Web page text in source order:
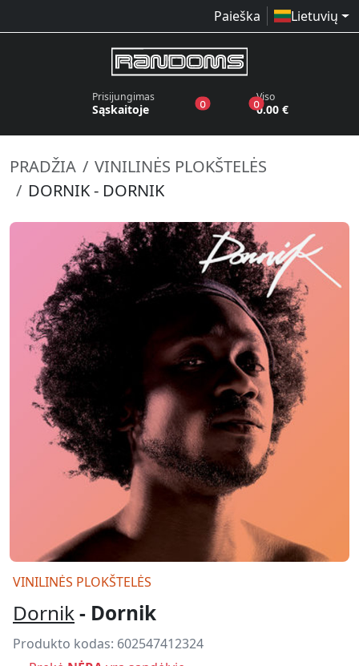
Paieška Lietuvių
Prisijungimas
Sąskaitoje 0produktai pageidavimų sąraše
0produktai
Viso
0.00 €
PRADŽIA
VINILINĖS PLOKŠTELĖS
DORNIK - DORNIK
VINILINĖS PLOKŠTELĖS
Dornik- Dornik
Produkto kodas: 602547412324